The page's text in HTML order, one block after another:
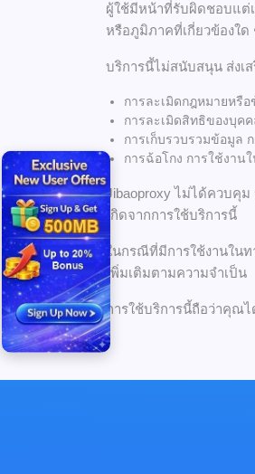
ผู้ใช้มีหน้าที่รับผิดชอบแต่
หรือภูมิภาคที่เกี่ยวข้องใ
บริการนี้ไม่สนับสนุน ส่งเ
การละเมิดกฎหมายหรือ
การละเมิดสิทธิของบุค
การเก็บรวบรวมข้อมูล
การฉ้อโกง การใช้งาน
Jibaoproxy ไม่ได้ควบคุ
เกิดจากการใช้บริการนี้
ในกรณีที่มีการใช้งานใน
เพิ่มเติมตามความจำเป็น
การใช้บริการนี้ถือว่าคุณ